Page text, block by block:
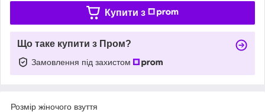
Купити з
Що таке купити з Пром?
Замовлення під захистом
Розмір жіночого взуття